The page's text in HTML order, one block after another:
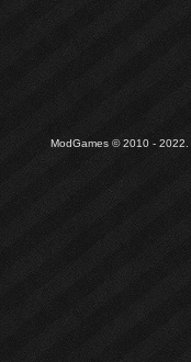
ModGames © 2010 - 2022.